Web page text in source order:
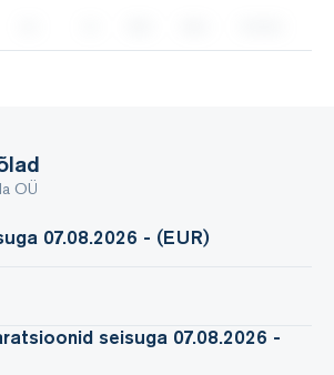
OÜ
07.08.2026 - (EUR)
seisuga 07.08.2026 -